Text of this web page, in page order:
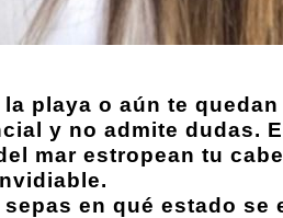
playa o aún te
y no admite dudas.
mar estropean tu
sepas en qué estado se